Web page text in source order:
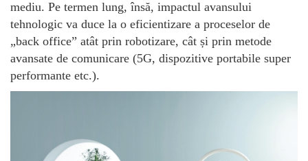
mediu. Pe termen lung, însă, impactul avansului
tehnologic va duce la o eficientizare a proceselor de
„back office” atât prin robotizare, cât și prin metode
avansate de comunicare (5G, dispozitive portabile super
performante etc.).